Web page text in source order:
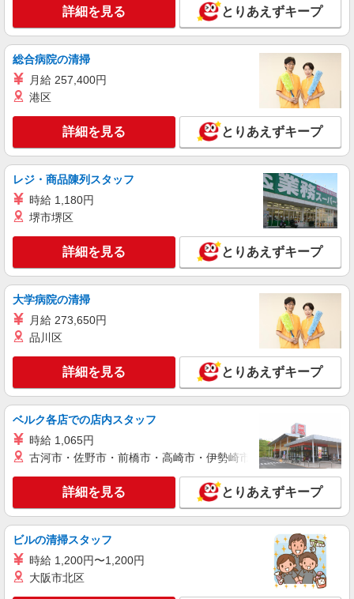
から無料送迎バスあり(15分ほど)
キープ 詳細を見る
株式会社テクノ・サービス/お仕事No/0841673
機械オペレーターなど
滋賀県草津市 ＊車・バイク通勤OK
詳細を見る
派遣社員
株式会社綜合キャリアオプション（1314VJ0805G61★26-S-T3）
時給1,400円〜1,500円 ※経験・能力による
交通費：既定支給
滋賀県草津市
キープ 詳細を見る
派遣社員
株式会社テクノ・サービス/お仕事No/0824728
製品の仕上げ作業
時給1350円交通費全額支給
滋賀県草津市 ＊車・バイク通勤OK
キープ 詳細を見る
株式会社テクノ・サービス/お仕事No/0920269
機械オペレーター
時給1600円交通費全額支給
滋賀県草津市 ＊車・バイク通勤OK
詳細を見る とりあえずキープ
総合病院の清掃
月給 257,400円
港区
詳細を見る とりあえずキープ
レジ・商品陳列スタッフ
時給 1,180円
堺市堺区
詳細を見る とりあえずキープ
大学病院の清掃
月給 273,650円
品川区
詳細を見る とりあえずキープ
ベルク各店での店内スタッフ
時給 1,065円
古河市・佐野市・前橋市・高崎市・伊勢崎市・太田市・館林市
詳細を見る とりあえずキープ
ビルの清掃スタッフ
時給 1,200円〜1,200円
大阪市北区